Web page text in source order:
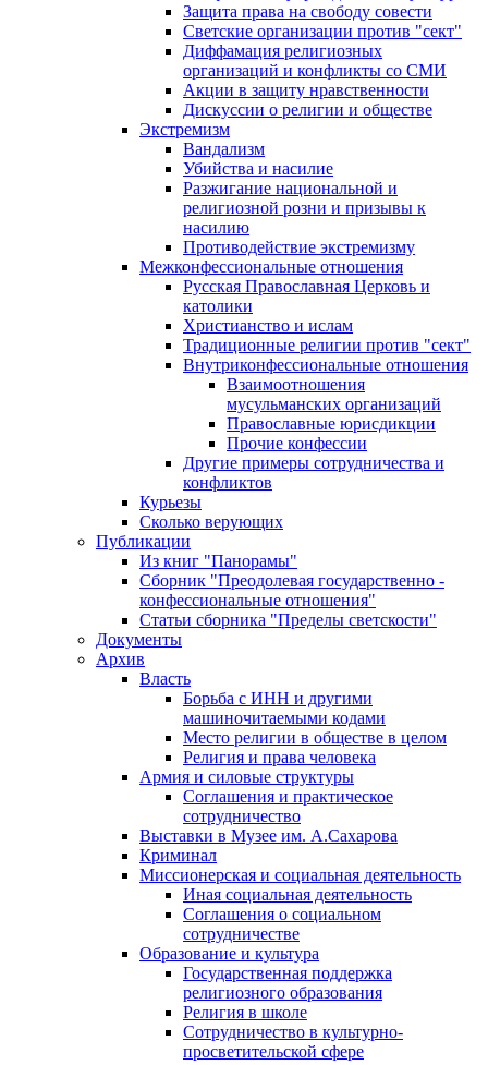
Защита права на свободу совести
Светские организации против "сект"
Диффамация религиозных
организаций и конфликты со СМИ
Акции в защиту нравственности
Дискуссии о религии и обществе
Экстремизм
Вандализм
Убийства и насилие
Разжигание национальной и
религиозной розни и призывы к
насилию
Противодействие экстремизму
Межконфессиональные отношения
Русская Православная Церковь и
католики
Христианство и ислам
Традиционные религии против "сект"
Внутриконфессиональные отношения
Взаимоотношения
мусульманских организаций
Православные юрисдикции
Прочие конфессии
Другие примеры сотрудничества и
конфликтов
Курьезы
Сколько верующих
Публикации
Из книг "Панорамы"
Сборник "Преодолевая государственно -
конфессиональные отношения"
Статьи сборника "Пределы светскости"
Документы
Архив
Власть
Борьба с ИНН и другими
машиночитаемыми кодами
Место религии в обществе в целом
Религия и права человека
Армия и силовые структуры
Соглашения и практическое
сотрудничество
Выставки в Музее им. А.Сахарова
Криминал
Миссионерская и социальная деятельность
Иная социальная деятельность
Соглашения о социальном
сотрудничестве
Образование и культура
Государственная поддержка
религиозного образования
Религия в школе
Сотрудничество в культурно-
просветительской сфере